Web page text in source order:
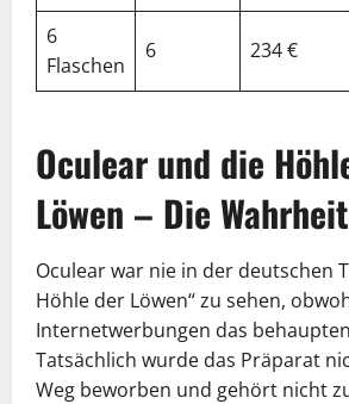
6
Flaschen
6 234 €
Oculear und die
Löwen – Die Wahrheit
Oculear war nie in der deutschen
Höhle der Löwen“ zu sehen,
Internetwerbungen das
Tatsächlich wurde das Präparat
Weg beworben und gehört nicht